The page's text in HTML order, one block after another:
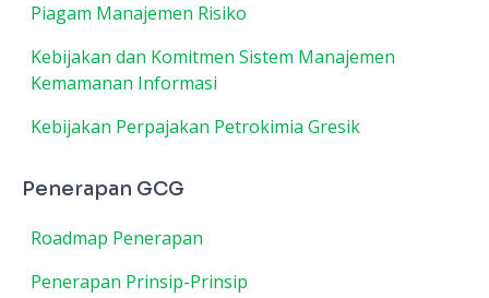
Piagam Manajemen Risiko
Kebijakan dan Komitmen Sistem Manajemen
Kemamanan Informasi
Kebijakan Perpajakan Petrokimia Gresik
Penerapan GCG
Roadmap Penerapan
Penerapan Prinsip-Prinsip